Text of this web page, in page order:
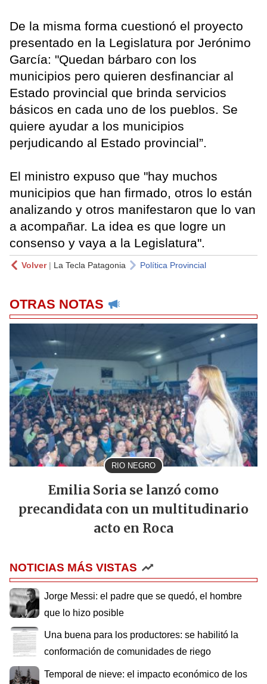
De la misma forma cuestionó el proyecto
presentado en la Legislatura por Jerónimo
García: "Quedan bárbaro con los
municipios pero quieren desfinanciar al
Estado provincial que brinda servicios
básicos en cada uno de los pueblos. Se
quiere ayudar a los municipios
perjudicando al Estado provincial”.
El ministro expuso que "hay muchos
municipios que han firmado, otros lo están
analizando y otros manifestaron que lo van
a acompañar. La idea es que logre un
consenso y vaya a la Legislatura".
Volver| La Tecla Patagonia Política Provincial
OTRAS NOTAS
RIO NEGRO
Emilia Soria se lanzó como
precandidata con un multitudinario
acto en Roca
NOTICIAS MÁS VISTAS
Jorge Messi: el padre que se quedó, el hombre
que lo hizo posible
Una buena para los productores: se habilitó la
conformación de comunidades de riego
Temporal de nieve: el impacto económico de los